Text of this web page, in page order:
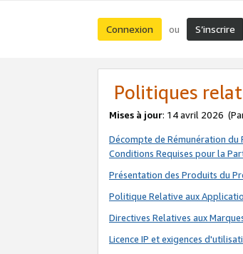
Connexion ou S’inscrire
Politiques
Mises à jour: 14 avril 2026
Décompte de Rémunération du
Conditions Requises pour la
Présentation des Produits du
Politique Relative aux
Directives Relatives aux
Licence IP et exigences